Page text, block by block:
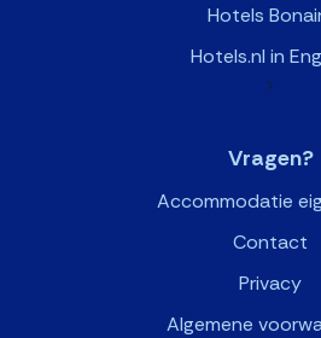
Hotels
Hotels.nl in
>
Vragen?
Accommodatie
Contact
Privacy
Algemene